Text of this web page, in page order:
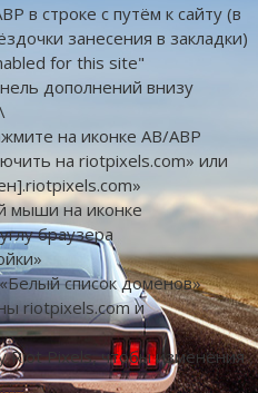
в строке с путём к сайту (в
занесения в закладки)
for this site"
дополнений внизу
на иконке AB/ABP
на riotpixels.com» или
мыши на иконке
браузера
список доменов»
riotpixels.com и
Riot Pixels, чтобы изменения